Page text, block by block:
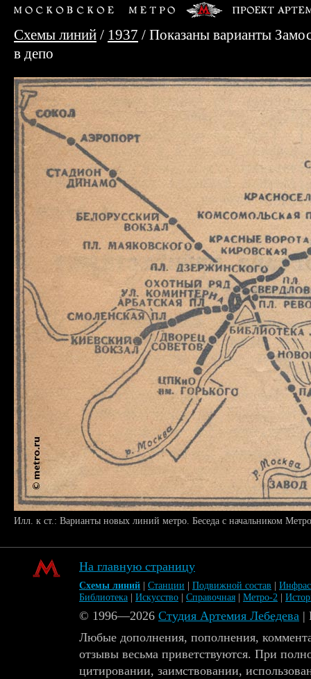
Схемы линий / 1937 / Показаны варианты
в депо
Илл. к ст.: Варианты новых линий метро. Беседа с начальником
На главную страницу
Схемы линий | Станции | Подвижной состав |
Библиотека | Искусство | Справочная | Метро-2 |
© 1996—2026 Студия Артемия Лебедева |
Любые дополнения, пополнения,
отзывы весьма приветствуются. При
цитировании, заимствовании,